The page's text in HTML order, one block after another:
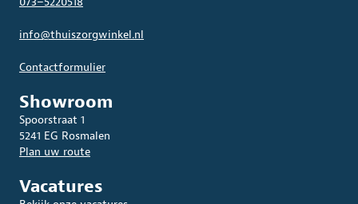
info@thuiszorgwinkel.nl
Contactformulier
Showroom
Spoorstraat 1
5241 EG Rosmalen
Plan uw route
Vacatures